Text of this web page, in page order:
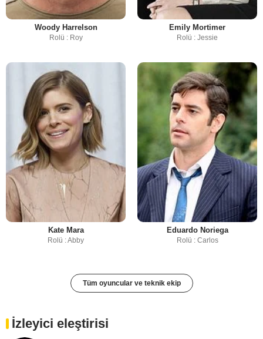
Woody Harrelson
Rolü : Roy
Emily Mortimer
Rolü : Jessie
Kate Mara
Rolü : Abby
Eduardo Noriega
Rolü : Carlos
Tüm oyuncular ve teknik ekip
İzleyici eleştirisi